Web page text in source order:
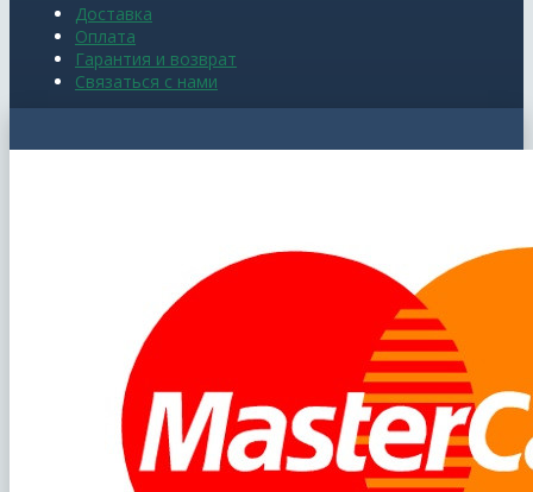
Доставка
Оплата
Гарантия и возврат
Связаться с нами